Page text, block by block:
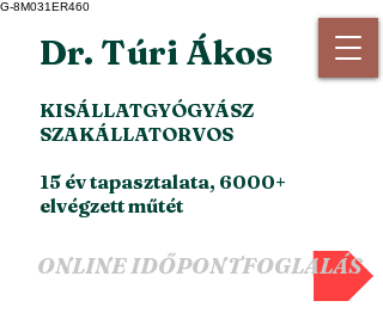
G-8M031ER460
ONLINE IDŐPONTFOGLALÁS
Dr. Túri Ákos
KISÁLLATGYÓGYÁSZ
SZAKÁLLATORVOS
15 év tapasztalata, 6000+
elvégzett műtét